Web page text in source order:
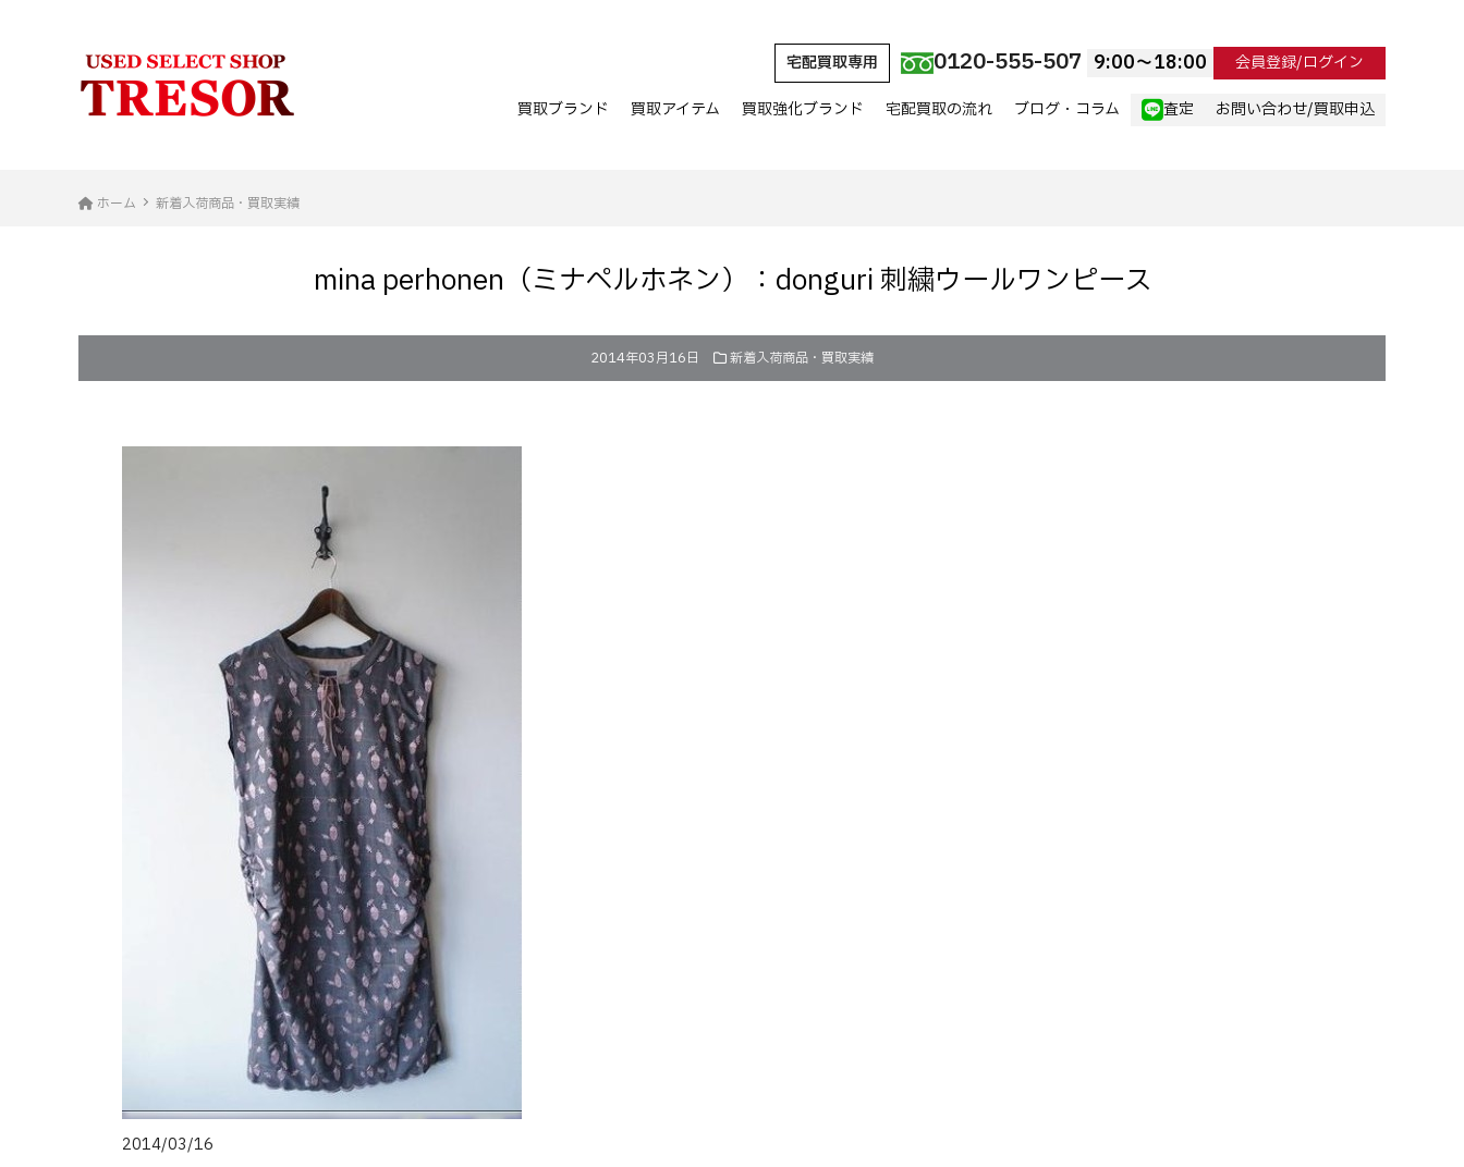
宅配買取専用 0120-555-507 9:00〜18:00 会員登録/ログイン
買取ブランド 買取アイテム 買取強化ブランド 宅配買取の流れ ブログ・コラム 査定 お問い合わせ/買取申込
ホーム 新着入荷商品・買取実績
mina perhonen（ミナペルホネン）：donguri 刺繍ウールワンピース
2014年03月16日 新着入荷商品・買取実績
2014/03/16